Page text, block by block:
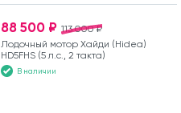
113 000 ₽
88 500 ₽
Лодочный мотор Хайди (Hidea)
HD5FHS (5 л.с., 2 такта)
В наличии